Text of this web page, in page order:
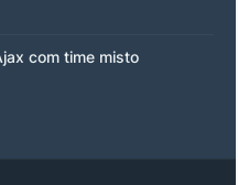
com time misto